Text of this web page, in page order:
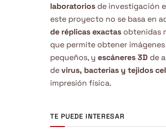
laboratorios de investigación
este proyecto no se basa en
de réplicas exactas obtenidas
que permite obtener
pequeños, y escáneres 3D de
devirus, bacterias y tejidos
impresión física.
TE PUEDE INTERESAR